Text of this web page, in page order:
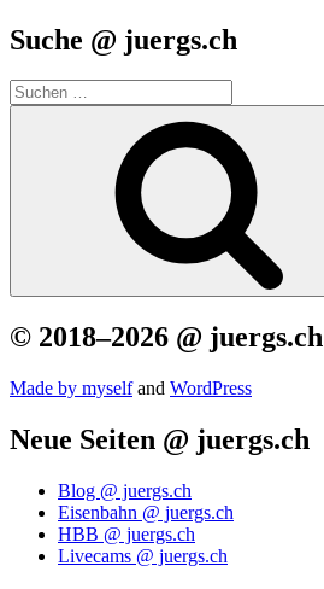
Suche @ juergs.ch
Suchen
nach:
© 2018–2026 @ juergs.ch
Made by mys­elfand Word­Press
Neue Seiten @ juergs.ch
Blog @ juergs.ch
Eisenbahn @ juergs.ch
HBB @ juergs.ch
Livecams @ juergs.ch